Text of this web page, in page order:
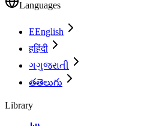
Languages
EEnglish
हहिंदी
ગગુજરાતી
తతెలుగు
Library